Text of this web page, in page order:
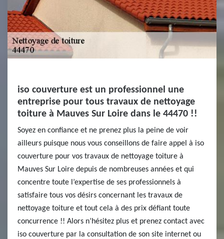
iso couverture est un professionnel une
entreprise pour tous travaux de nettoyage
toiture à Mauves Sur Loire dans le 44470 !!
Soyez en confiance et ne prenez plus la peine de voir
ailleurs puisque nous vous conseillons de faire appel à iso
couverture pour vos travaux de nettoyage toiture à
Mauves Sur Loire depuis de nombreuses années et qui
concentre toute l’expertise de ses professionnels à
satisfaire tous vos désirs concernant les travaux de
nettoyage toiture et tout cela à des prix défiant toute
concurrence !! Alors n’hésitez plus et prenez contact avec
iso couverture par la consultation de son site internet ou